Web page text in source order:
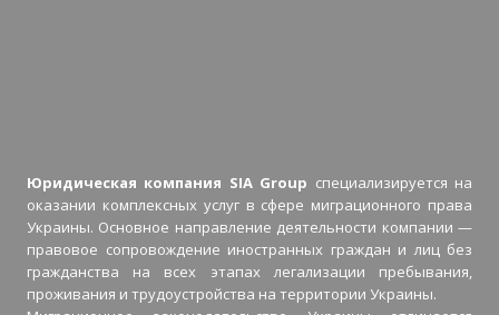
Юридическая компания SIA Group специализируется на
оказании комплексных услуг в сфере миграционного права
Украины. Основное направление деятельности компании —
правовое сопровождение иностранных граждан и лиц без
гражданства на всех этапах легализации пребывания,
проживания и трудоустройства на территории Украины.